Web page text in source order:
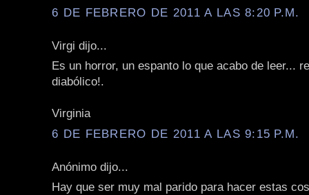
6 DE FEBRERO DE 2011 A LAS 8:20 P.M.
Virgi dijo...
Es un horror, un espanto lo que acabo de leer...
diabólico!.
Virginia
6 DE FEBRERO DE 2011 A LAS 9:15 P.M.
Anónimo dijo...
Hay que ser muy mal parido para hacer estas